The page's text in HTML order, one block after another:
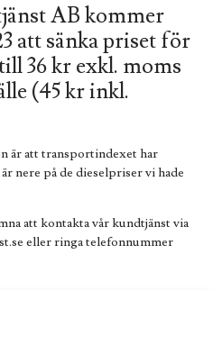
AB kommer
att sänka priset för
36 kr exkl. moms
(45 kr inkl.
är att transportindexet har
nere på de dieselpriser vi hade
att kontakta vår kundtjänst via
eller ringa telefonnummer